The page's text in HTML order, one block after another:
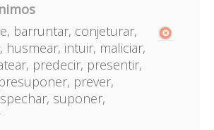
barruntar, conjeturar,
husmear, intuir, maliciar,
predecir, presentir,
prever,
suponer,